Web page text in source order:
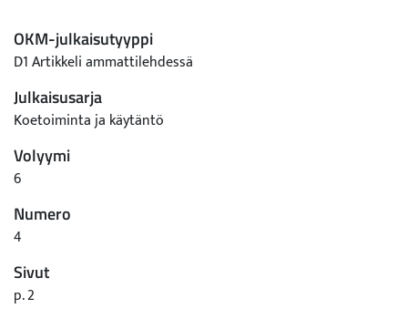
OKM-julkaisutyyppi
D1 Artikkeli ammattilehdessä
Julkaisusarja
Koetoiminta ja käytäntö
Volyymi
6
Numero
4
Sivut
p. 2